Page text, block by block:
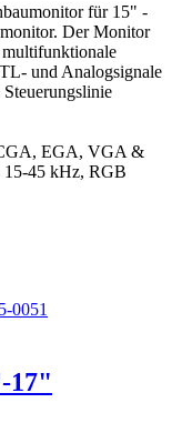
für 15" -
Der Monitor
multifunktionale
und Analogsignale
EGA, VGA &
15-45 kHz, RGB
0051
17"